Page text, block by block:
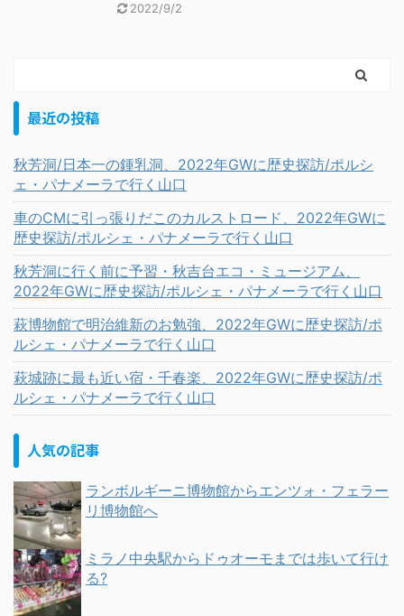
2022/9/2
最近の投稿
秋芳洞/日本一の鍾乳洞、2022年GWに歴史探訪/ポルシ
ェ・パナメーラで行く山口
車のCMに引っ張りだこのカルストロード、2022年GWに
歴史探訪/ポルシェ・パナメーラで行く山口
秋芳洞に行く前に予習・秋吉台エコ・ミュージアム、
2022年GWに歴史探訪/ポルシェ・パナメーラで行く山口
萩博物館で明治維新のお勉強、2022年GWに歴史探訪/ポ
ルシェ・パナメーラで行く山口
萩城跡に最も近い宿・千春楽、2022年GWに歴史探訪/ポ
ルシェ・パナメーラで行く山口
人気の記事
ランボルギーニ博物館からエンツォ・フェラー
リ博物館へ
ミラノ中央駅からドゥオーモまでは歩いて行け
る?